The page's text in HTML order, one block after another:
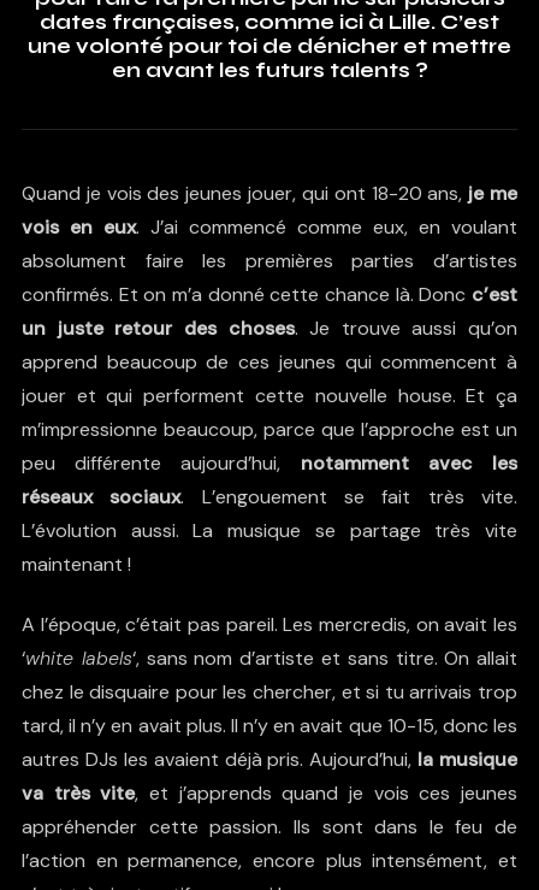
dates françaises, comme ici à Lille. C’est
une volonté pour toi de dénicher et mettre
en avant les futurs talents ?
Quand je vois des jeunes jouer, qui ont 18-20 ans, je me
vois en eux. J’ai commencé comme eux, en voulant
absolument faire les premières parties d’artistes
confirmés. Et on m’a donné cette chance là. Donc c’est
un juste retour des choses. Je trouve aussi qu’on
apprend beaucoup de ces jeunes qui commencent à
jouer et qui performent cette nouvelle house. Et ça
m’impressionne beaucoup, parce que l’approche est un
peu différente aujourd’hui, notamment avec les
réseaux sociaux. L’engouement se fait très vite.
L’évolution aussi. La musique se partage très vite
maintenant !
A l’époque, c’était pas pareil. Les mercredis, on avait les
‘white labels‘, sans nom d’artiste et sans titre. On allait
chez le disquaire pour les chercher, et si tu arrivais trop
tard, il n’y en avait plus. Il n’y en avait que 10-15, donc les
autres DJs les avaient déjà pris. Aujourd’hui, la musique
va très vite, et j’apprends quand je vois ces jeunes
appréhender cette passion. Ils sont dans le feu de
l’action en permanence, encore plus intensément, et